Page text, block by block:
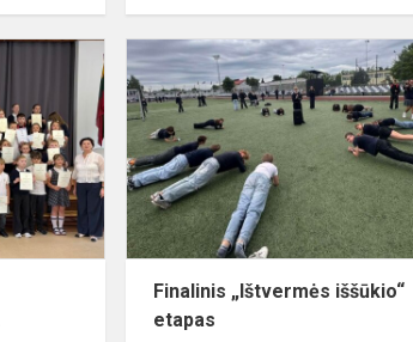
1–
4
klasių
mokinių
apdovanojimai
2026
m.
Finalinis „Ištvermės iššūkio“
etapas